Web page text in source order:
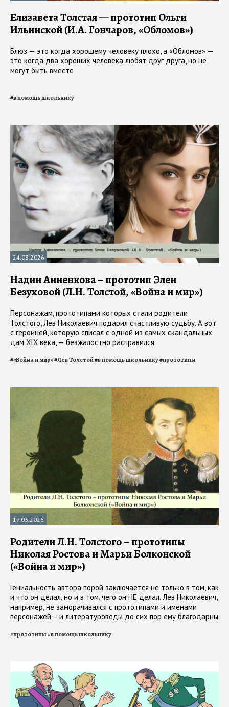
Елизавета Толстая — прототип Ольги
Ильинской (И.А. Гончаров, «Обломов»)
Блюз — это когда хорошему человеку плохо, а «Обломов» —
это когда два хороших человека любят друг друга, но не
могут быть вместе
#в помощь школьнику
24.03.2026
Надин Анненкова – прототип Элен
Безуховой (Л.Н. Толстой, «Война и мир»)
Персонажам, прототипами которых стали родители
Толстого, Лев Николаевич подарил счастливую судьбу. А вот
с героиней, которую списал с одной из самых скандальных
дам XIX века, — безжалостно расправился
#«Война и мир»#Лев Толстой#в помощь школьнику#прототипы
17.03.2026
Родители Л.Н. Толстого – прототипы
Николая Ростова и Марьи Болконской
(«Война и мир»)
Гениальность автора порой заключается не только в том, как
и что он делал, но и в том, чего он НЕ делал. Лев Николаевич,
например, не заморачивался с прототипами и именами
персонажей – и литературоведы до сих пор ему благодарны
#прототипы#в помощь школьнику